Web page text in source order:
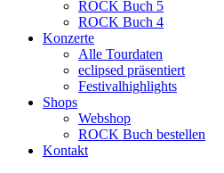
ROCK Buch 5
ROCK Buch 4
Konzerte
Alle Tourdaten
eclipsed präsentiert
Festivalhighlights
Shops
Webshop
ROCK Buch bestellen
Kontakt